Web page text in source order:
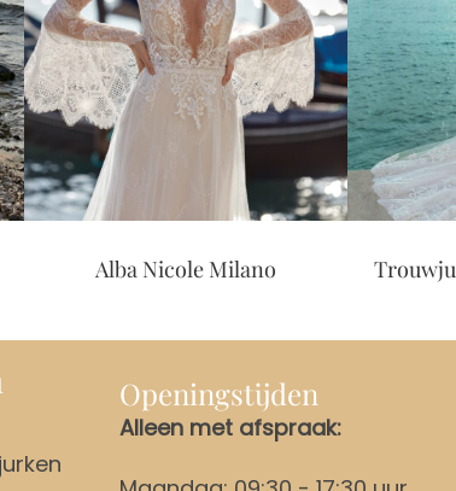
Alba Nicole Milano Trouwjurk
Openingstijden
Alleen met afspraak: